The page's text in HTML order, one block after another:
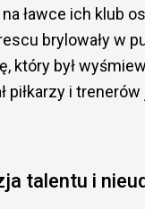
ławce ich klub
brylowały w
który był
piłkarzy i
talentu i